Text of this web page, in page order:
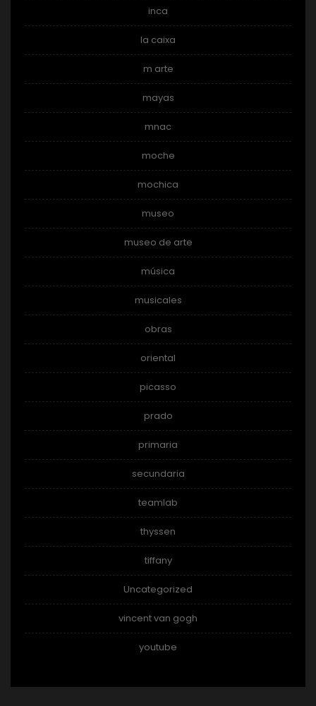
inca
la caixa
m arte
mayas
mnac
moche
mochica
museo
museo de arte
música
musicales
obras
oriental
picasso
prado
primaria
secundaria
teamlab
thyssen
tiffany
Uncategorized
vincent van gogh
youtube